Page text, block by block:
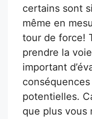
certains sont
même en
tour de force!
prendre la
important
potentielles.
que plus vous